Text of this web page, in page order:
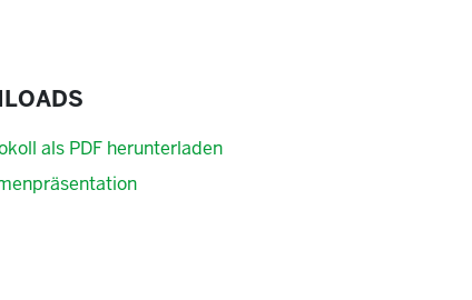
als PDF herunterladen